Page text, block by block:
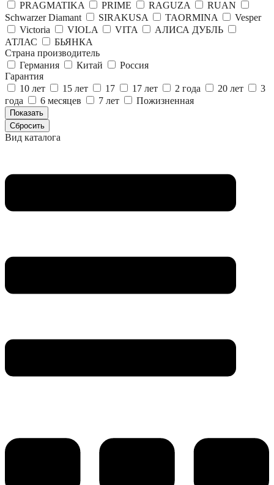
PRAGMATIKA PRIME RAGUZA
RUAN
Schwarzer Diamant
SIRAKUSA TAORMINA
Vesper
Victoria
VIOLA VITA
АЛИСА ДУБЛЬ
АТЛАС
БЬЯНКА
Страна производитель
Германия
Китай
Россия
Гарантия
10 лет
15 лет 17 17 лет 2 года 20 лет
3
года
6 месяцев 7 лет Пожизненная
Вид каталога